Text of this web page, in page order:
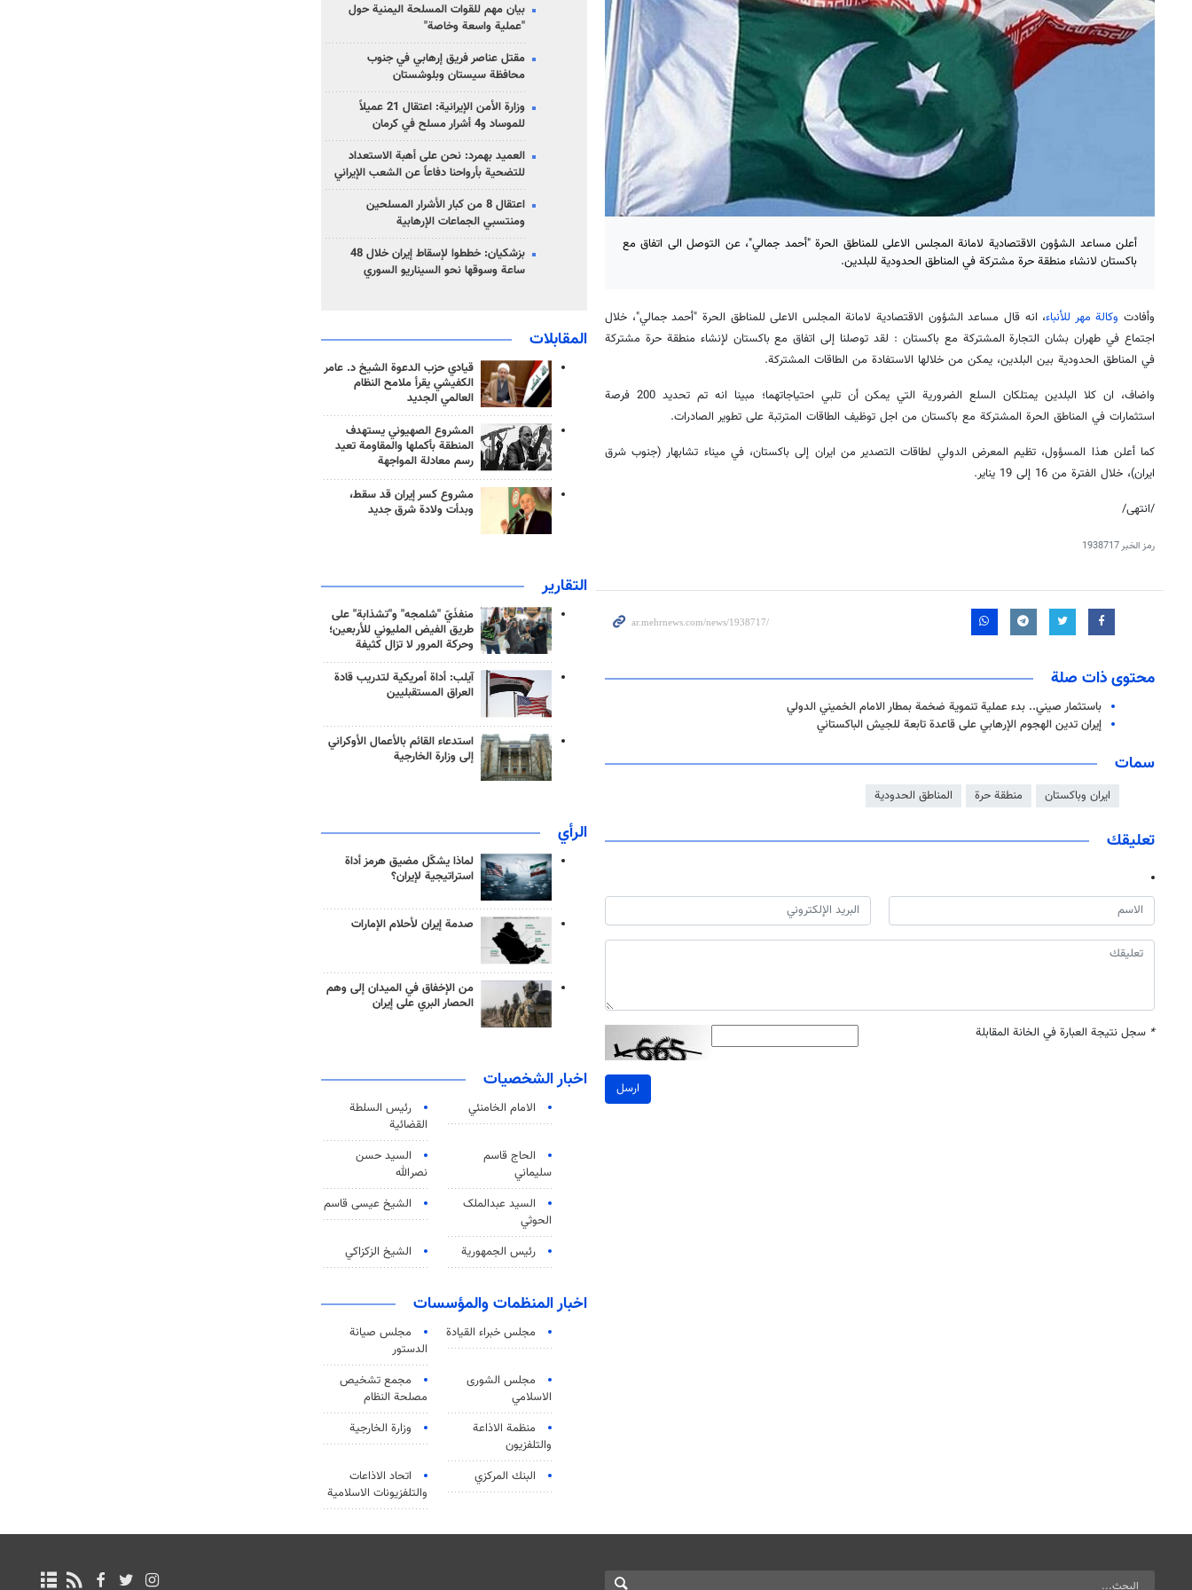
أعلن مساعد الشؤون الاقتصادية لامانة المجلس الاعلى للمناطق الحرة "أحمد جمالي"، عن التوصل الى اتفاق مع
باكستان لانشاء منطقة حرة مشتركة في المناطق الحدودية للبلدين.
وأفادت وكالة مهر للأنباء، انه قال مساعد الشؤون الاقتصادية لامانة المجلس الاعلى للمناطق الحرة "أحمد جمالي"، خلال
اجتماع في طهران بشان التجارة المشترکة مع باکستان : لقد توصلنا إلى اتفاق مع باكستان لإنشاء منطقة حرة مشتركة
في المناطق الحدودية بين البلدين، يمكن من خلالها الاستفادة من الطاقات المشتركة.
واضاف، ان كلا البلدين يمتلكان السلع الضرورية التي يمكن أن تلبي احتياجاتهما؛ مبينا انه تم تحديد 200 فرصة
استثمارات في المناطق الحرة المشتركة مع باكستان من اجل توظيف الطاقات المترتبة على تطوير الصادرات.
كما أعلن هذا المسؤول، تظيم المعرض الدولي لطاقات التصدير من ايران إلى باكستان، في ميناء تشابهار (جنوب شرق
ايران)، خلال الفترة من 16 إلى 19 يناير.
/انتهی/
رمز الخبر1938717
محتوى ذات صلة
باستثمار صيني.. بدء عملية تنموية ضخمة بمطار الامام الخميني الدولي
إيران تدين الهجوم الإرهابي على قاعدة تابعة للجيش الباكستاني
سمات
ايران وباكستان منطقة حرة المناطق الحدودية
تعليقك
* سجل نتيجة العبارة في الخانة المقابلة
ارسل
بيان مهم للقوات المسلحة اليمنية حول
"عملية واسعة وخاصة"
مقتل عناصر فريق إرهابي في جنوب
محافظة سيستان وبلوشستان
وزارة الأمن الإيرانية: اعتقال 21 عميلاً
للموساد و4 أشرار مسلح في كرمان
العميد بهمرد: نحن على أهبة الاستعداد
للتضحية بأرواحنا دفاعاً عن الشعب الإيراني
اعتقال 8 من كبار الأشرار المسلحين
ومنتسبي الجماعات الإرهابية
بزشكيان: خططوا لإسقاط إيران خلال 48
ساعة وسوقها نحو السيناريو السوري
المقابلات
قيادي حزب الدعوة الشيخ د. عامر
الكفيشي يقرأ ملامح النظام
العالمي الجديد
المشروع الصهيوني يستهدف
المنطقة بأكملها والمقاومة تعيد
رسم معادلة المواجهة
مشروع كسر إيران قد سقط،
وبدأت ولادة شرق جديد
التقارير
منفذَيّ "شلمجه" و"تشذابة" على
طريق الفيض المليوني للأربعين؛
وحركة المرور لا تزال كثيفة
آيلب: أداة أمريكية لتدريب قادة
العراق المستقبليين
استدعاء القائم بالأعمال الأوكراني
إلى وزارة الخارجية
الرأي
لماذا يشكّل مضيق هرمز أداة
استراتيجية لإيران؟
صدمة إيران لأحلام الإمارات
من الإخفاق في الميدان إلى وهم
الحصار البري على إيران
اخبار الشخصيات
الامام الخامنئي
رئیس السلطة
القضائیة
الحاج قاسم
سليماني
السيد حسن
نصرالله
السید عبدالملک
الحوثي
الشيخ عيسى قاسم
رئيس الجمهورية الشيخ الزكزاكي
اخبار المنظمات والمؤسسات
مجلس خبراء القيادة
مجلس صيانة
الدستور
مجلس الشورى
الاسلامي
مجمع تشخيص
مصلحة النظام
منظمة الاذاعة
والتلفزیون
وزارة الخارجية
البنك المركزي
اتحاد الاذاعات
والتلفزيونات الاسلامية